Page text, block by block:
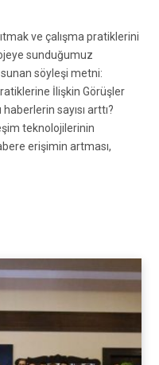
ve çalışma pratiklerini
sunduğumuz
söyleşi metni:
İlişkin Görüşler
sayısı arttı?
teknolojilerinin
erişimin artması,